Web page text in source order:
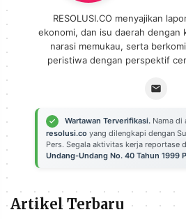
NASIONAL
MANCA SPORT
PRIVACY
POLICY WARGA
INFORMASI
IKLAN
KIRIM
TULISAN
OF
SERVICE
RESOLUSI.CO menyajikan
ekonomi, dan isu daerah dengan
narasi memukau, serta
peristiwa dengan perspektif
Wartawan Terverifikasi. Nama di
resolusi.co yang dilengkapi dengan
Pers. Segala aktivitas kerja reportase
Undang-Undang No. 40 Tahun 1999
Artikel Terbaru